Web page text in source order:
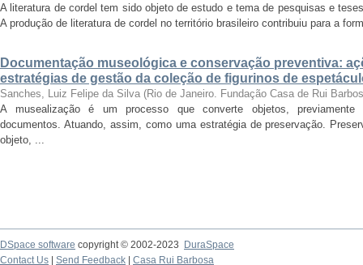
A literatura de cordel tem sido objeto de estudo e tema de pesquisas e
A produção de literatura de cordel no território brasileiro contribuiu para a
Documentação museológica e conservação preventiva:
estratégias de gestão da coleção de figurinos de
Sanches, Luiz Felipe da Silva (Rio de Janeiro. Fundação Casa de Rui
A musealização é um processo que converte objetos, previamente
documentos. Atuando, assim, como uma estratégia de preservação.
objeto, ...
DSpace software copyright © 2002-2023
DuraSpace
Contact Us
Send Feedback Casa Rui Barbosa